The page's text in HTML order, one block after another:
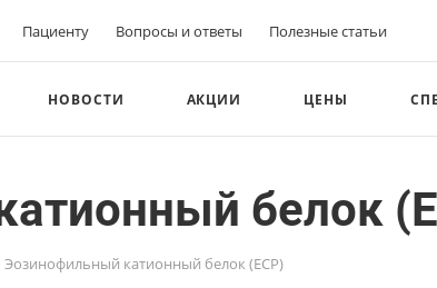
Пациенту Вопросы и ответы Полезные статьи
НОВОСТИ АКЦИИ ЦЕНЫ
белок
Эозинофильный катионный белок (ECP)